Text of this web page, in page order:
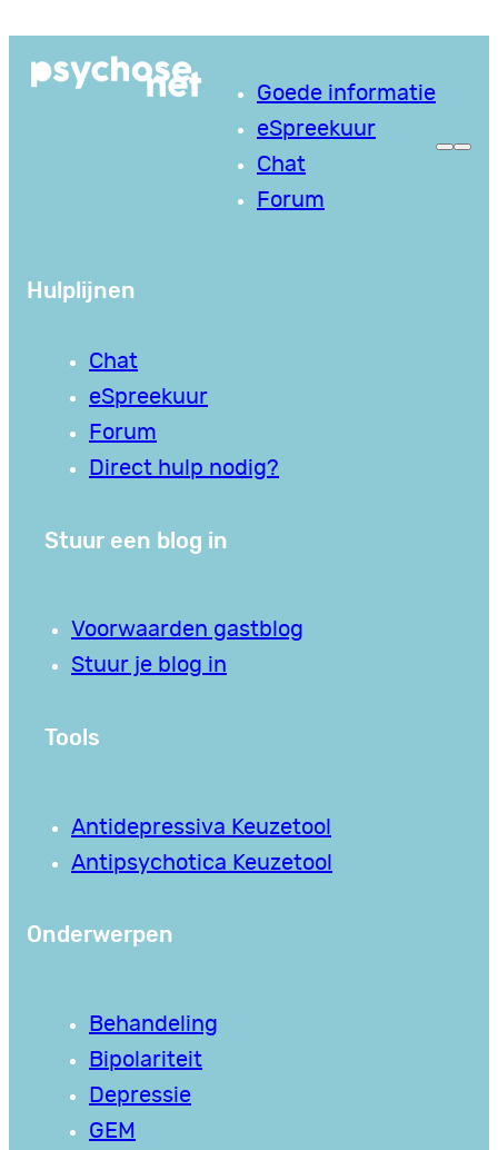
naar
Goede informatie
eSpreekuur
Chat
Forum
Hulplijnen
Chat
eSpreekuur
Forum
Direct hulp nodig?
Stuur een blog in
Voorwaarden gastblog
Stuur je blog in
Tools
Antidepressiva Keuzetool
Antipsychotica Keuzetool
Onderwerpen
Behandeling
Bipolariteit
Depressie
GEM